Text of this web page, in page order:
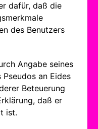
dafür, daß die
des Benutzers
Angabe seines
an Eides
Beteuerung
daß er
ist.